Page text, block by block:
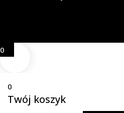
0
0
Twój koszyk